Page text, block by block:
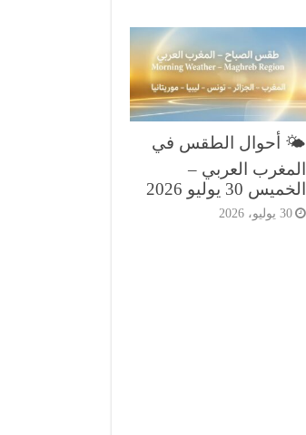
🌤️ أحوال الطقس في
المغرب العربي –
الخميس 30 يوليو 2026
30 يوليو، 2026